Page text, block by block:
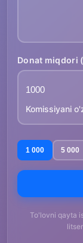
Donat miqdori
Komissiyani
1 000 5 000
To'lovni qayta